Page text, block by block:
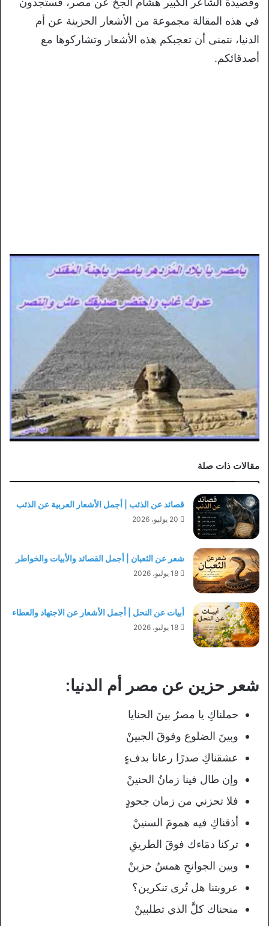
في هذه المقالة مجموعة من الأشعار الحزينة عن أم
الدنيا، نتمنى أن تعجبكم هذه الأشعار وتشاركوها مع
أصدقائكم.
مقالات ذات صلة
قصائد عن الذئب | أجمل الأشعار العربية عن الذئب
20 يوليو، 2026
شعر عن الثعبان | أجمل القصائد والأبيات والخواطر
18 يوليو، 2026
أبيات عن النحل | أجمل الأشعار عن الاجتهاد والعطاء
18 يوليو، 2026
شعر حزين عن مصر أم الدنيا:
حملناكِ يا مصرُ بينَ الحنايا
وبينَ الضلوع وفوقَ الجبينْ
عشقناكِ صدرًا رعانا بدفءٍ
وإن طال فينا زمانُ الحنينْ
فلا تحزني من زمان جحودٍ
أذقناكِ فيه همومَ السنينْ
تركنا دمَاءك فوقَ الطريقِ
وبين الجوانحِ همسٌ حزينْ
عروبتنا هل تُرى تنكرين؟
منحناك كلَّ الذي تطلبينْ